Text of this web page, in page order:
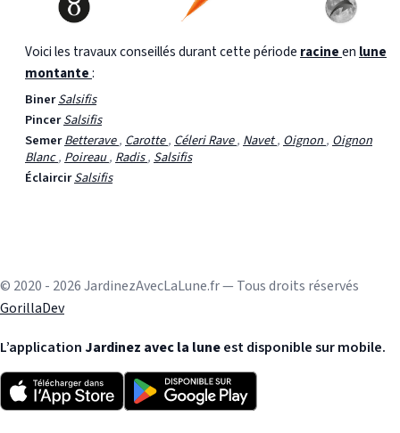
Voici les travaux conseillés durant cette période racineen lune
montante:
BinerSalsifis
PincerSalsifis
SemerBetterave, Carotte, Céleri Rave, Navet, Oignon, Oignon
Blanc, Poireau, Radis, Salsifis
ÉclaircirSalsifis
© 2020 - 2026 JardinezAvecLaLune.fr — Tous droits réservés
GorillaDev
L’application Jardinez avec la luneest disponible sur mobile.